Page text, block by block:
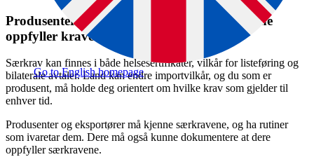
Go to English homepage
Produsenter og eksportører må sikre at varene
oppfyller kravene
Særkrav kan finnes i både helsesertifikater, vilkår for listeføring og
bilaterale avtaler. Land kan endre importvilkår, og du som er
produsent, må holde deg orientert om hvilke krav som gjelder til
enhver tid.
Produsenter og eksportører må kjenne særkravene, og ha rutiner
som ivaretar dem. Dere må også kunne dokumentere at dere
oppfyller særkravene.